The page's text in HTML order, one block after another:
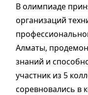
В олимпиаде
организаций
Алматы,
знаний и
участник из 5
соревновались в